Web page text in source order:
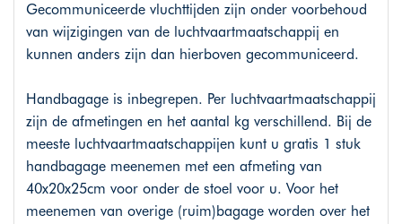
Gecommuniceerde vluchttijden zijn onder voorbehoud
van wijzigingen van de luchtvaartmaatschappij en
kunnen anders zijn dan hierboven gecommuniceerd.
Handbagage is inbegrepen. Per luchtvaartmaatschappij
zijn de afmetingen en het aantal kg verschillend. Bij de
meeste luchtvaartmaatschappijen kunt u gratis 1 stuk
handbagage meenemen met een afmeting van
40x20x25cm voor onder de stoel voor u. Voor het
meenemen van overige (ruim)bagage worden over het